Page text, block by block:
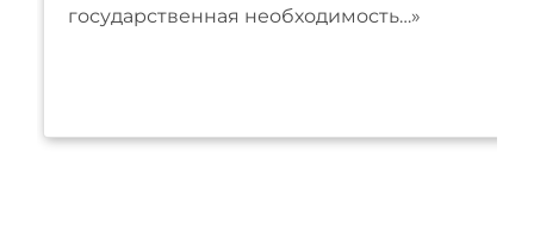
государственная необходимость…»